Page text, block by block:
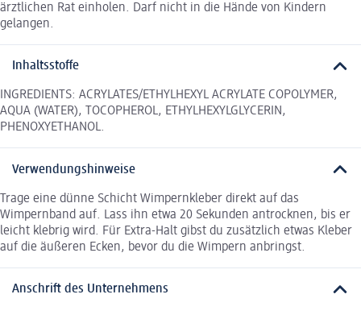
ärztlichen Rat einholen. Darf nicht in die Hände von Kindern
gelangen.
Inhaltsstoffe
INGREDIENTS: ACRYLATES/ETHYLHEXYL ACRYLATE COPOLYMER,
AQUA (WATER), TOCOPHEROL, ETHYLHEXYLGLYCERIN,
PHENOXYETHANOL.
Verwendungshinweise
Trage eine dünne Schicht Wimpernkleber direkt auf das
Wimpernband auf. Lass ihn etwa 20 Sekunden antrocknen, bis er
leicht klebrig wird. Für Extra-Halt gibst du zusätzlich etwas Kleber
auf die äußeren Ecken, bevor du die Wimpern anbringst.
Anschrift des Unternehmens